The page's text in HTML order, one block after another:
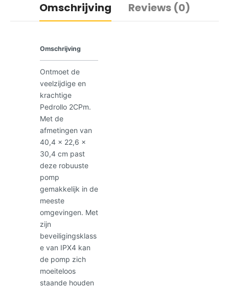
Omschrijving Reviews (0)
Omschrijving
Ontmoet de
veelzijdige en
krachtige
Pedrollo 2CPm.
Met de
afmetingen van
40,4 x 22,6 x
30,4 cm past
deze robuuste
pomp
gemakkelijk in de
meeste
omgevingen. Met
zijn
beveiligingsklass
e van IPX4 kan
de pomp zich
moeiteloos
staande houden